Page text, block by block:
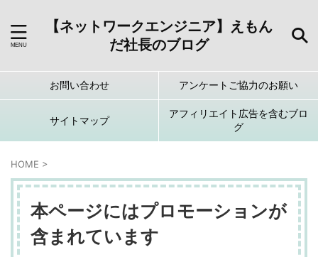
【ネットワークエンジニア】えもん
だ社長のブログ
お問い合わせ アンケートご協力のお願い
サイトマップ
アフィリエイト広告を含むブロ
グ
HOME >
本ページにはプロモーションが
含まれています